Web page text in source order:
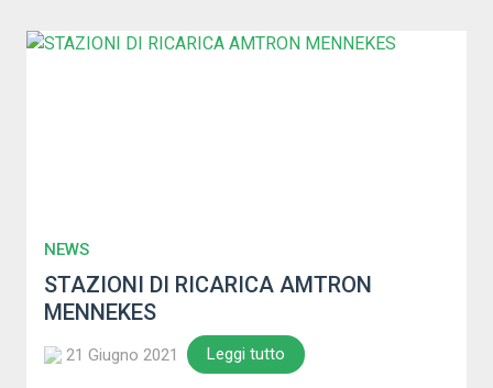
NEWS
STAZIONI DI RICARICA AMTRON
MENNEKES
21 Giugno 2021 Leggi tutto